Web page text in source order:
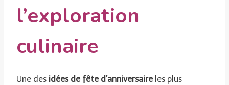
l’exploration
culinaire
Une des idées de fête d’anniversaireles plus